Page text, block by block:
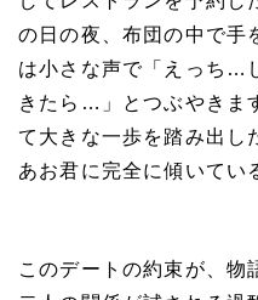
の日の夜、布団の中で手
は小さな声で「えっち
きたら…」とつぶやきま
て大きな一歩を踏み出し
あお君に完全に傾いてい
このデートの約束が、物